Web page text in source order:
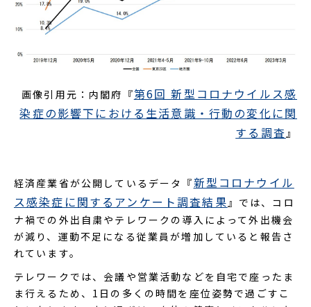
画像引用元：内閣府『第6回 新型コロナウイルス感
染症の影響下における生活意識・行動の変化に関
する調査 』
経済産業省が公開しているデータ『新型コロナウイル
ス感染症に関するアンケート調査結果 』では、コロ
ナ禍での外出自粛やテレワークの導入によって外出機会
が減り、運動不足になる従業員が増加していると報告さ
れています。
テレワークでは、会議や営業活動などを自宅で座ったま
ま行えるため、1日の多くの時間を座位姿勢で過ごすこ